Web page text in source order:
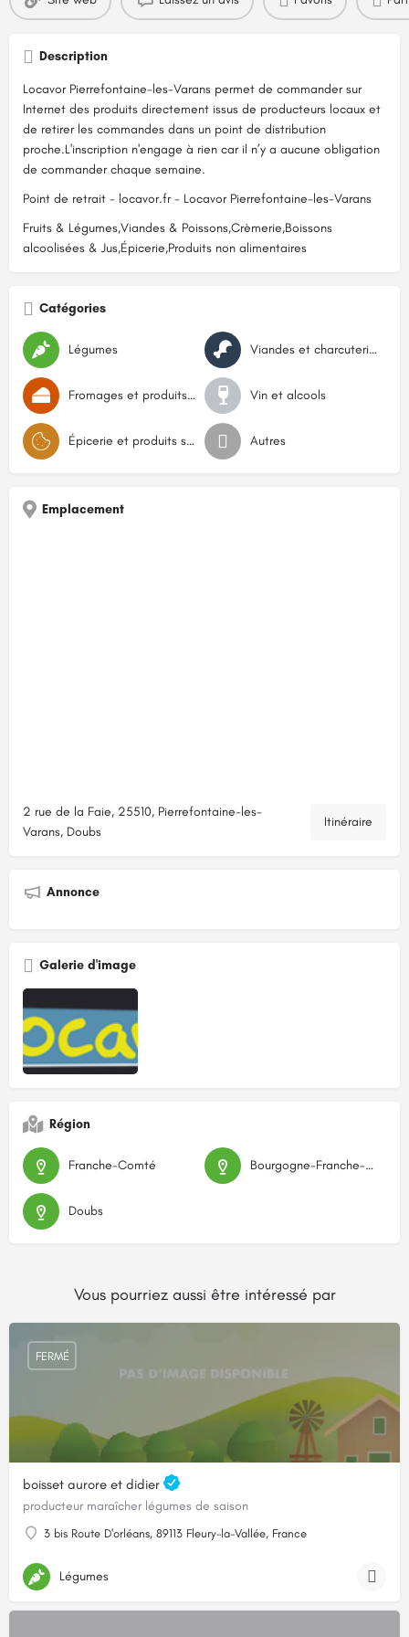
Description
Locavor Pierrefontaine-les-Varans permet de commander sur
Internet des produits directement issus de producteurs locaux et
de retirer les commandes dans un point de distribution
proche.L'inscription n'engage à rien car il n’y a aucune obligation
de commander chaque semaine.
Point de retrait - locavor.fr - Locavor Pierrefontaine-les-Varans
Fruits & Légumes,Viandes & Poissons,Crèmerie,Boissons
alcoolisées & Jus,Épicerie,Produits non alimentaires
Catégories
Légumes Viandes et charcuteries
Fromages et produits laitiers Vin et alcools
Épicerie et produits secs Autres
Emplacement
2 rue de la Faie, 25510, Pierrefontaine-les-
Varans, Doubs
Itinéraire
Annonce
Galerie d'image
Région
Franche-Comté Bourgogne-Franche-Comté
Doubs
Vous pourriez aussi être intéressé par
boisset aurore et didier
producteur maraîcher légumes de saison
3 bis Route D'orléans, 89113 Fleury-la-Vallée, France
FERMÉ
Légumes